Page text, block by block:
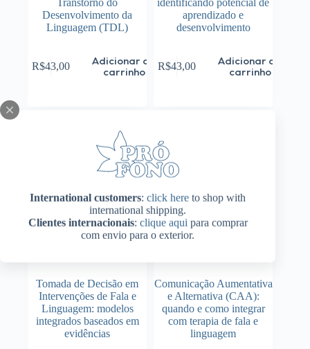
International customers: click here to shop with
international shipping.
Clientes internacionais: clique aqui para comprar
com envio para o exterior.
Desenvolvimento da
Linguagem (TDL)
R$43,00
Adicionar ao
carrinho
aprendizado e
desenvolvimento
R$43,00
Adicionar ao
carrinho
Tomada de Decisão em
Intervenções de Fala e
Linguagem: modelos
integrados baseados em
evidências
Comunicação Aumentativa
e Alternativa (CAA):
quando e como integrar
com terapia de fala e
linguagem